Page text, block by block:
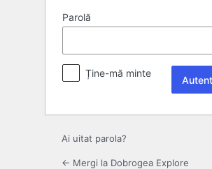
Parolă
Ține-mă minte
Ai uitat parola?
← Mergi la Dobrogea Explore